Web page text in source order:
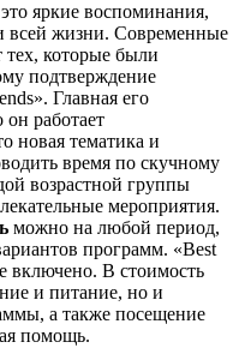
яркие воспоминания,
всей жизни. Современные
тех, которые были
подтверждение
Главная его
он работает
новая тематика и
время по скучному
возрастной группы
мероприятия.
можно на любой период,
программ. «Best
включено. В стоимость
и питание, но и
а также посещение
помощь.